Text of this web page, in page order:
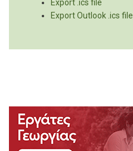
Export .ics file
Export Outlook .ics file